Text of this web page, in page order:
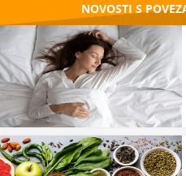
NOVOSTI S